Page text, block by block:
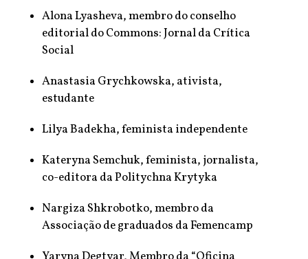
Alona Lyasheva, membro do conselho
editorial do Commons: Jornal da Crítica
Social
Anastasia Grychkowska, ativista,
estudante
Lilya Badekha, feminista independente
Kateryna Semchuk, feminista, jornalista,
co-editora da Politychna Krytyka
Nargiza Shkrobotko, membro da
Associação de graduados da Femencamp